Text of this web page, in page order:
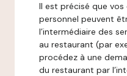
Il est précisé que
personnel peuvent
l’intermédiaire des
au restaurant (par
procédez à une
du restaurant par